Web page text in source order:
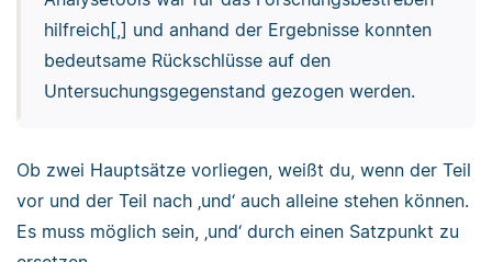
hilfreich[,] und anhand der Ergebnisse konnten
bedeutsame Rückschlüsse auf den
Untersuchungsgegenstand gezogen werden.
Ob zwei Hauptsätze vorliegen, weißt du, wenn der Teil
vor und der Teil nach ‚und‘ auch alleine stehen können.
Es muss möglich sein, ‚und‘ durch einen Satzpunkt zu